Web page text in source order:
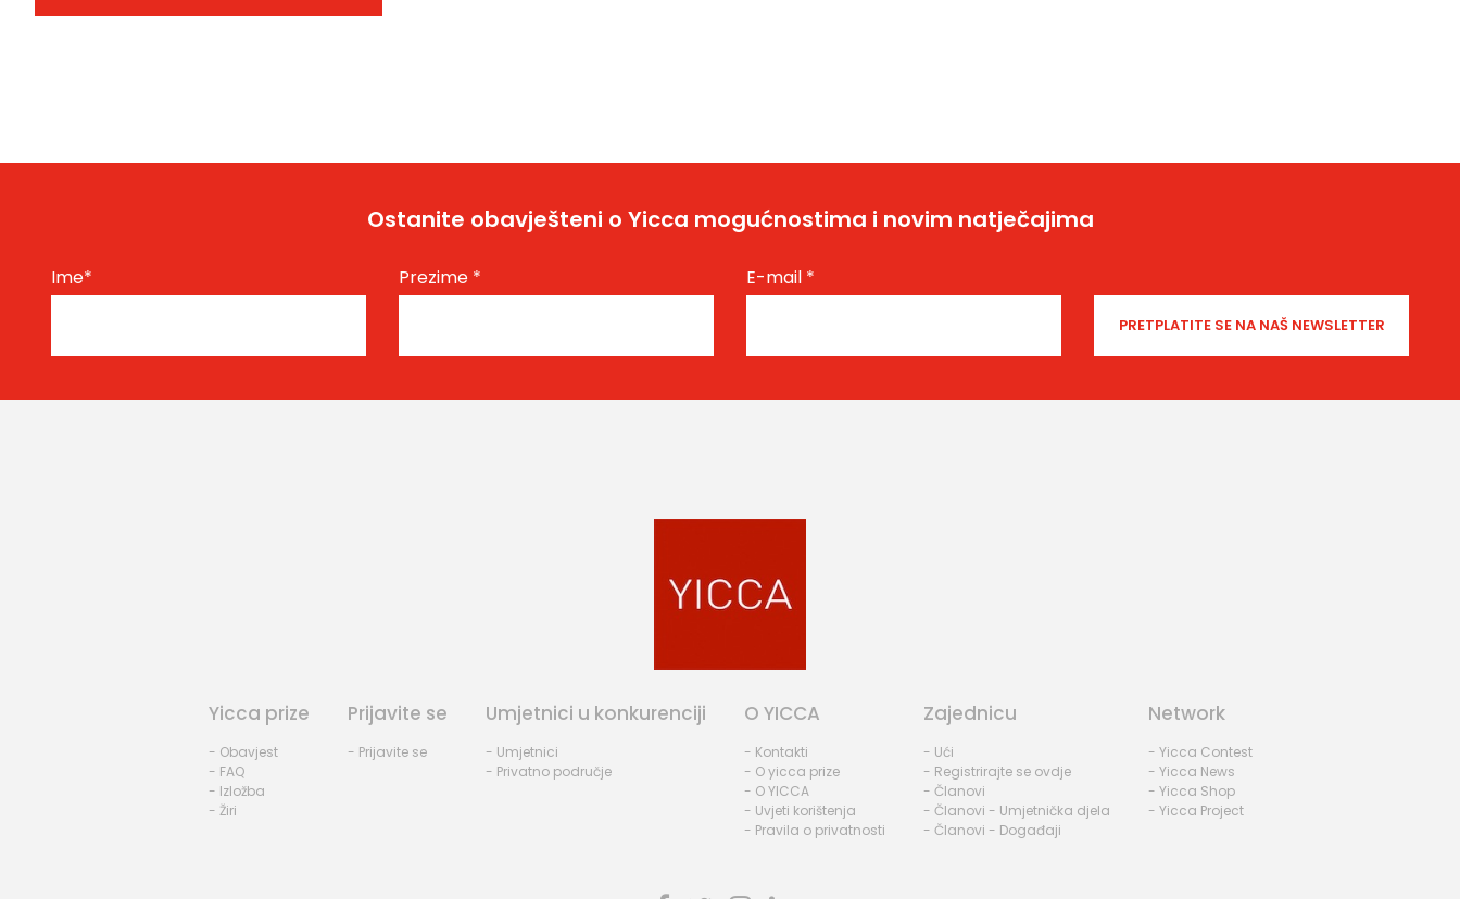
Ostanite obavješteni o Yicca mogućnostima i novim natječajima
Ime* Prezime * E-mail *
Yicca prize
- Obavjest
- FAQ
- Izložba
- Žiri
Prijavite se
- Prijavite se
Umjetnici u konkurenciji
- Umjetnici
- Privatno područje
O YICCA
- Kontakti
- O yicca prize
- O YICCA
- Uvjeti korištenja
- Pravila o privatnosti
Zajednicu
- Ući
- Registrirajte se ovdje
- Članovi
- Članovi - Umjetnička djela
- Članovi - Događaji
Network
- Yicca Contest
- Yicca News
- Yicca Shop
- Yicca Project